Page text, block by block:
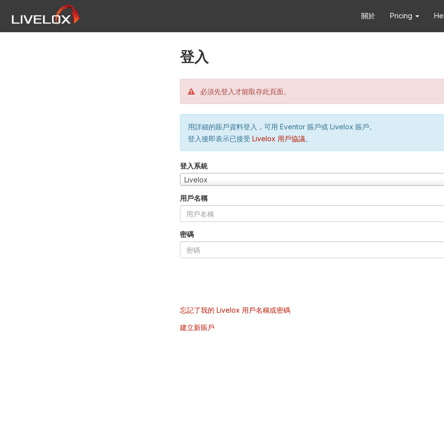
關於 Pricing
登入
必須先登入才能取存此頁面。
用詳細的賬戶資料登入，可用 Eventor 賬戶或 Livelox 賬戶。
登入後即表示已接受 Livelox 用戶協議。
登入系統
Livelox
用戶名稱
密碼
忘記了我的 Livelox 用戶名稱或密碼
建立新賬戶